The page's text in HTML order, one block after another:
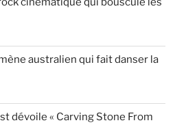
australien qui fait danser la
dévoile « Carving Stone From